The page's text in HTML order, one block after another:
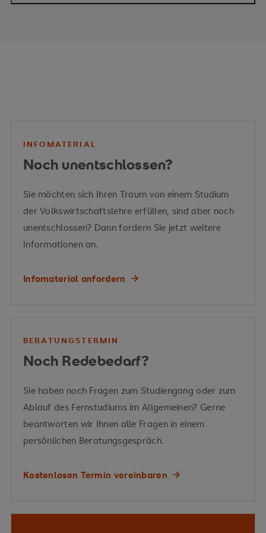
Vermittelte Kompetenzen
nachhaltigen
Entwicklung
Pariser Klimaabkommens
Kreislaufwirtschaft
Biotechnologie Biopolymere
Energieumwandlung
Nachhaltigkeitsstrategie
Change-Managements
Kreislaufwirtschaft
INFOMATERIAL
Noch unentschlossen?
Sie möchten sich Ihren Traum von einem Studium
der Volkswirtschaftslehre erfüllen, sind aber noch
unentschlossen? Dann fordern Sie jetzt weitere
Informationen an.
Infomaterial anfordern
BERATUNGSTERMIN
Noch Redebedarf?
Sie haben noch Fragen zum Studiengang oder zum
Ablauf des Fernstudiums im Allgemeinen? Gerne
beantworten wir Ihnen alle Fragen in einem
persönlichen Beratungsgespräch.
Kostenlosen Termin vereinbaren